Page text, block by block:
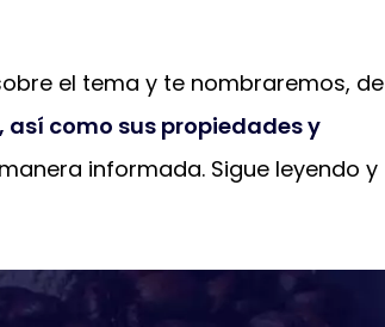
el tema y te nombraremos, de
así como sus propiedades y
informada. Sigue leyendo y